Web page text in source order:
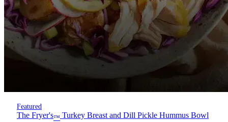
Featured
The Fryer's™ Turkey Breast and Dill Pickle Hummus Bowl